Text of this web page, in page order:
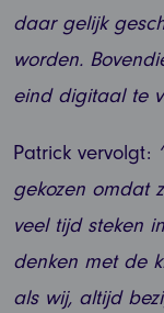
daar gelijk
worden.
eind digitaal te
Patrick vervolgt:
gekozen omdat
veel tijd steken
denken met de
als wij, altijd